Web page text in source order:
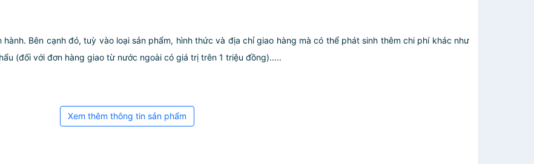
Bên cạnh đó, tuỳ vào loại sản phẩm, hình thức và địa chỉ giao hàng mà có thể phát sinh thêm chi phí khác như
(đối với đơn hàng giao từ nước ngoài có giá trị trên 1 triệu đồng).....
Xem thêm thông tin sản phẩm